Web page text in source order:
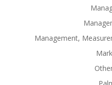
Management,